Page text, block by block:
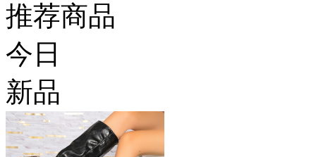
推荐商品
今日
新品